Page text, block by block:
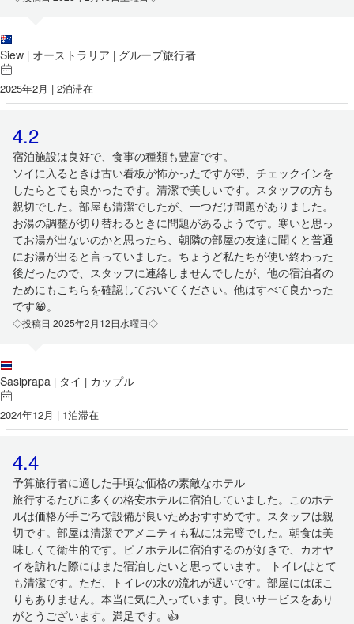
Siew | オーストラリア | グループ旅行者
2025年2月 | 2泊滞在
4.2
宿泊施設は良好で、食事の種類も豊富です。
ソイに入るときは古い看板が怖かったですが🤣、チェックインを
したらとても良かったです。清潔で美しいです。スタッフの方も
親切でした。部屋も清潔でしたが、一つだけ問題がありました。
お湯の調整が切り替わるときに問題があるようです。寒いと思っ
てお湯が出ないのかと思ったら、朝隣の部屋の友達に聞くと普通
にお湯が出ると言っていました。ちょうど私たちが使い終わった
後だったので、スタッフに連絡しませんでしたが、他の宿泊者の
ためにもこちらを確認しておいてください。他はすべて良かった
です😁。
◇投稿日 2025年2月12日水曜日◇
Sasiprapa | タイ | カップル
2024年12月 | 1泊滞在
4.4
予算旅行者に適した手頃な価格の素敵なホテル
旅行するたびに多くの格安ホテルに宿泊していました。このホテ
ルは価格が手ごろで設備が良いためおすすめです。スタッフは親
切です。部屋は清潔でアメニティも私には完璧でした。朝食は美
味しくて衛生的です。ピノホテルに宿泊するのが好きで、カオヤ
イを訪れた際にはまた宿泊したいと思っています。 トイレはとて
も清潔です。ただ、トイレの水の流れが遅いです。部屋にはほこ
りもありません。本当に気に入っています。良いサービスをあり
がとうございます。満足です。👍